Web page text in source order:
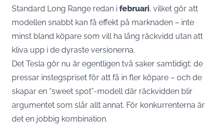
Standard Long Range redan i februari, vilket gör att
modellen snabbt kan få effekt på marknaden – inte
minst bland köpare som vill ha lång räckvidd utan att
kliva upp i de dyraste versionerna.
Det Tesla gör nu är egentligen två saker samtidigt: de
pressar instegspriset för att få in fler köpare – och de
skapar en “sweet spot”-modell där räckvidden blir
argumentet som slår allt annat. För konkurrenterna är
det en jobbig kombination.